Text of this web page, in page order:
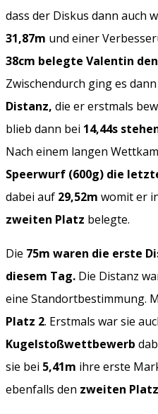
dass der Diskus dann auch
31,87m und einer
38cm belegte Valentin
Zwischendurch ging es
Distanz, die er erstmals
blieb dann bei 14,44s
Nach einem langen
Speerwurf (600g) die
dabei auf 29,52m womit er
zweiten Platz belegte.
Die 75m waren die erste
diesem Tag. Die Distanz
eine Standortbestimmung.
Platz 2. Erstmals war sie
Kugelstoßwettbewerb
sie bei 5,41m ihre erste
ebenfalls den zweiten Platz